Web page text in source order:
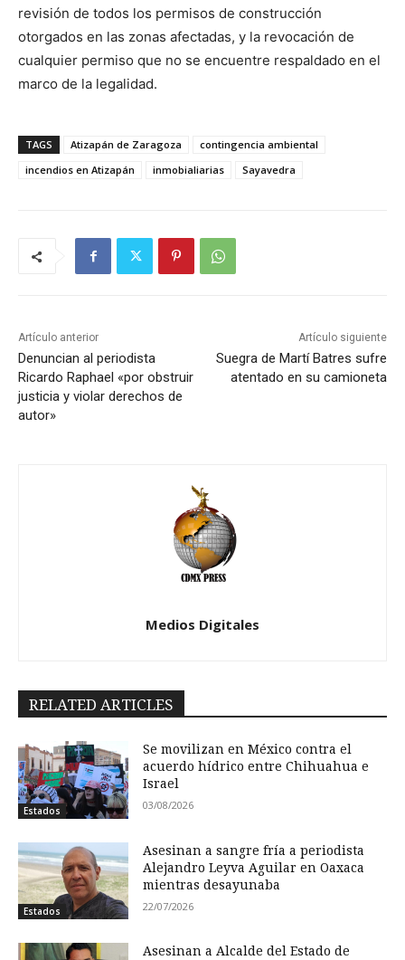
revisión de todos los permisos de construcción
otorgados en las zonas afectadas, y la revocación de
cualquier permiso que no se encuentre respaldado en el
marco de la legalidad.
TAGS Atizapán de Zaragoza
contingencia ambiental
incendios en Atizapán
inmobialiarias Sayavedra
Artículo anterior
Denuncian al periodista
Ricardo Raphael «por obstruir
justicia y violar derechos de
autor»
Artículo siguiente
Suegra de Martí Batres sufre
atentado en su camioneta
Medios Digitales
RELATED ARTICLES
Estados
Se movilizan en México contra el
acuerdo hídrico entre Chihuahua e
Israel
03/08/2026
Estados
Asesinan a sangre fría a periodista
Alejandro Leyva Aguilar en Oaxaca
mientras desayunaba
22/07/2026
Asesinan a Alcalde del Estado de